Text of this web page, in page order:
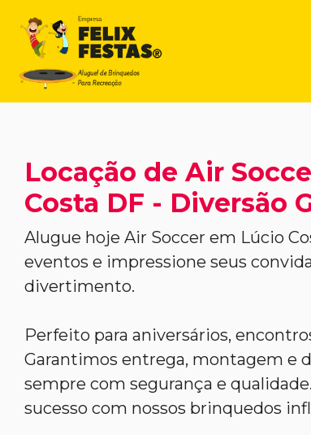
Locação de Air
Costa DF - Diversão
Alugue hoje Air Soccer em Lúcio
eventos e impressione seus
divertimento.
Perfeito para aniversários,
Garantimos entrega, montagem e
sempre com segurança e
sucesso com nossos brinquedos